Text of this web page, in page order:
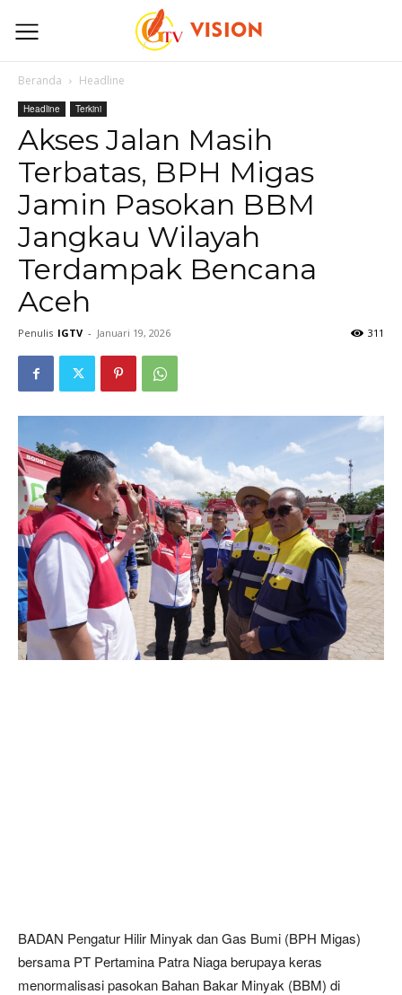
Beranda Headline
Headline Terkini
Akses Jalan Masih
Terbatas, BPH Migas
Jamin Pasokan BBM
Jangkau Wilayah
Terdampak Bencana
Aceh
Penulis IGTV - Januari 19, 2026 311
BADAN Pengatur Hilir Minyak dan Gas Bumi (BPH Migas)
bersama PT Pertamina Patra Niaga berupaya keras
menormalisasi pasokan Bahan Bakar Minyak (BBM) di